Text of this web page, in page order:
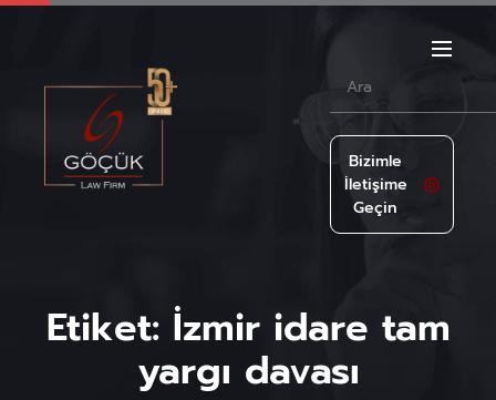
Bizimle
İletişime
Geçin
Etiket: İzmir idare tam
yargı davası